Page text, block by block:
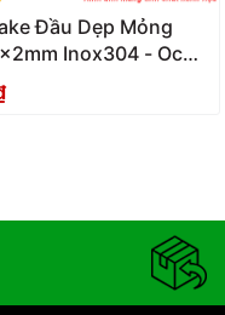
Đầu Dẹp Mỏng
Inox304 - Oc
Dau Dep Mong